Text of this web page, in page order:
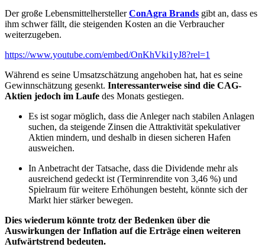
Der große LebensmittelherstellerConAgra Brands gibt an, dass es
ihm schwer fällt, die steigenden Kosten an die Verbraucher
weiterzugeben.
https://www.youtube.com/embed/OnKhVki1yJ8?rel=1
Während es seine Umsatzschätzung angehoben hat, hat es seine
Gewinnschätzung gesenkt. Interessanterweise sind die CAG-
Aktien jedoch im Laufe des Monats gestiegen.
Es ist sogar möglich, dass die Anleger nach stabilen Anlagen
suchen, da steigende Zinsen die Attraktivität spekulativer
Aktien mindern, und deshalb in diesen sicheren Hafen
ausweichen.
In Anbetracht der Tatsache, dass die Dividende mehr als
ausreichend gedeckt ist (Terminrendite von 3,46 %) und
Spielraum für weitere Erhöhungen besteht, könnte sich der
Markt hier stärker bewegen.
Dies wiederum könnte trotz der Bedenken über die
Auswirkungen der Inflation auf die Erträge einen weiteren
Aufwärtstrend bedeuten.